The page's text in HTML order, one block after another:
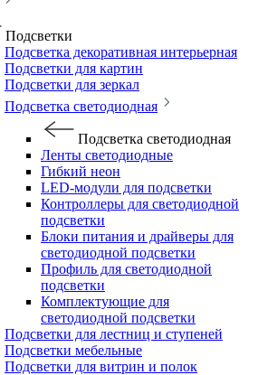
Подсветки
Подсветка декоративная интерьерная
Подсветки для картин
Подсветки для зеркал
Подсветка светодиодная
Подсветка светодиодная
Ленты светодиодные
Гибкий неон
LED-модули для подсветки
Контроллеры для светодиодной
подсветки
Блоки питания и драйверы для
светодиодной подсветки
Профиль для светодиодной
подсветки
Комплектующие для
светодиодной подсветки
Подсветки для лестниц и ступеней
Подсветки мебельные
Подсветки для витрин и полок